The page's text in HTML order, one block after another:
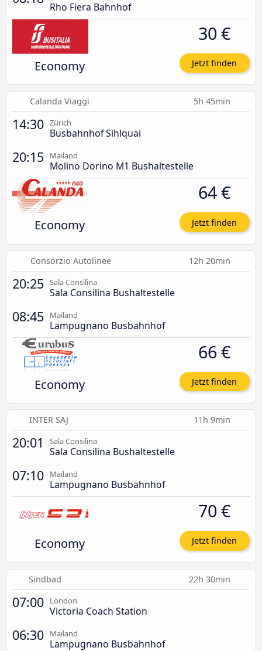
Rho Fiera Bahnhof
Economy
30 €
Jetzt finden
Calanda Viaggi 5h 45min
14:30 Zürich
Busbahnhof Sihlquai
20:15 Mailand
Molino Dorino M1 Bushaltestelle
Economy
64 €
Jetzt finden
Consorzio Autolinee 12h 20min
20:25 Sala Consilina
Sala Consilina Bushaltestelle
08:45 Mailand
Lampugnano Busbahnhof
Economy
66 €
Jetzt finden
INTER SAJ 11h 9min
20:01 Sala Consilina
Sala Consilina Bushaltestelle
07:10 Mailand
Lampugnano Busbahnhof
Economy
70 €
Jetzt finden
Sindbad 22h 30min
07:00 London
Victoria Coach Station
06:30 Mailand
Lampugnano Busbahnhof